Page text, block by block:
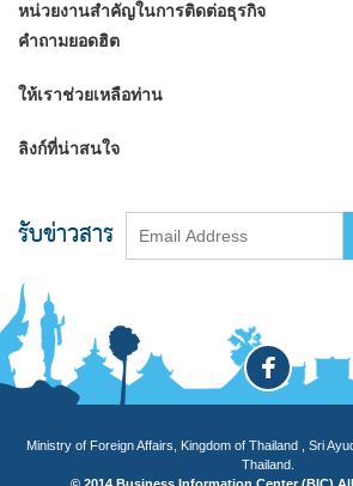
หน่วยงานสำคัญในการติดต่อธุรกิจ
คำถามยอดฮิต
ให้เราช่วยเหลือท่าน
ลิงก์ที่น่าสนใจ
รับข่าวสาร
Ministry of Foreign Affairs, Kingdom of Thailand , Sri
Thailand.